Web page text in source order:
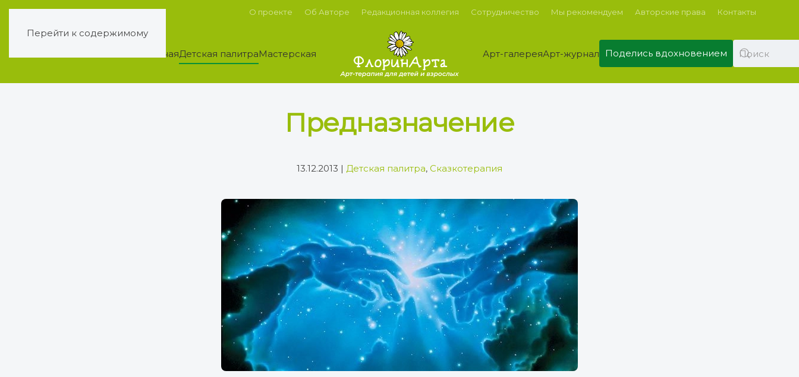
Перейти к содержимому
О проекте Об Авторе Редакционная коллегия Сотрудничество Мы рекомендуем Авторские права Контакты
ГлавнаяДетская палитраМастерская Арт-галереяАрт-журнал Поделись вдохновением
Предназначение
13.12.2013 | Детская палитра, Сказкотерапия